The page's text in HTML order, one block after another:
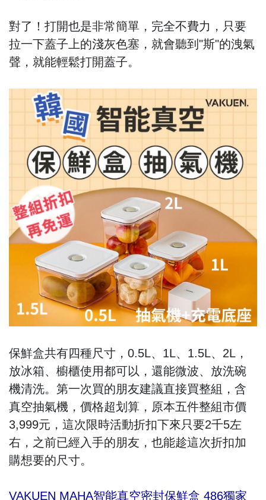
對了！打開也是非常簡單，完全不費力，只要
拉一下蓋子上的淺灰色塞，就會聽到"斯"的洩氣
聲，就能輕鬆打開蓋子。
保鮮盒共有四種尺寸，0.5L、1L、1.5L、2L，
放冰箱、櫥櫃使用都可以，還能微波、放洗碗
機清洗。第一次買的朋友建議直接買整組，含
真空抽氣機，價格超划算，原本五件整組市價
3,999元，這次限時活動折扣下來只要2千5左
右，之前已經入手的朋友，也能趁這次折扣加
購想要的尺寸。
VAKUEN MAHA智能真空密封保鮮盒 486獨家